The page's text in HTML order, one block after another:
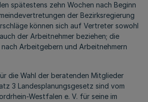
spätestens zehn Wochen nach Beginn
der Bezirksregierung
können sich auf Vertreter sowohl
der Arbeitnehmer beziehen; die
Arbeitgebern und Arbeitnehmern
die Wahl der beratenden Mitglieder
3 Landesplanungsgesetz sind vom
Westfalen e. V. für seine im